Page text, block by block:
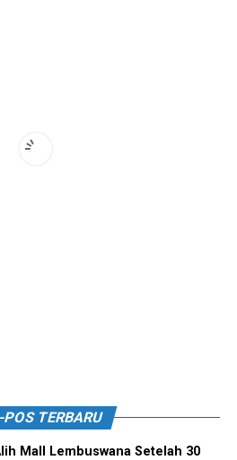
POS TERBARU
Mall Lembuswana Setelah 30